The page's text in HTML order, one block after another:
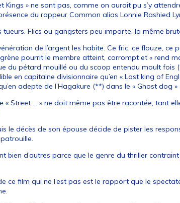
Kings » ne sont pas, comme on aurait pu s’y
du rappeur Common alias Lonnie Rashied
tueurs. Flics ou gangsters peu importe, la même
de l’argent les habite. Ce fric, ce flouze, ce
pourrit le membre atteint, corrompt et « rend
du pétard mouillé ou du scoop entendu moult fois
en capitaine divisionnaire qu’en « Last king of
adepte de l’Hagakure (**) dans le « Ghost dog »
« Street … » ne doit même pas être racontée, tant
le décès de son épouse décide de pister les
bien d’autres parce que le genre du thriller
ce film qui ne l’est pas est le rapport que le